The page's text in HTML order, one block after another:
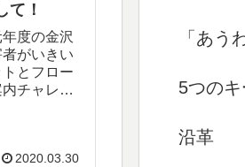
て！
度の金沢
がいきい
とフロー
チャレン
2020.03.30
「あう
5つの
沿革